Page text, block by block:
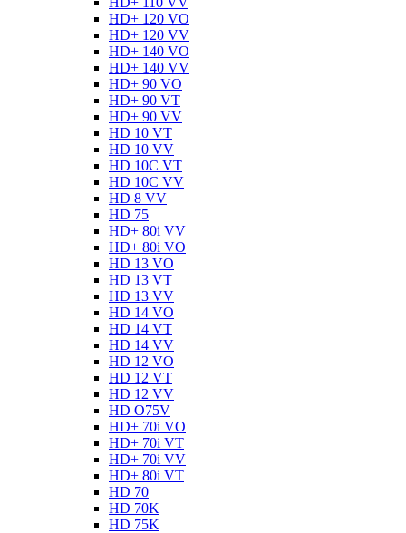
HD+ 120 VO
HD+ 120 VV
HD+ 140 VO
HD+ 140 VV
HD+ 90 VO
HD+ 90 VT
HD+ 90 VV
HD 10 VT
HD 10 VV
HD 10C VT
HD 10C VV
HD 8 VV
HD 75
HD+ 80i VV
HD+ 80i VO
HD 13 VO
HD 13 VT
HD 13 VV
HD 14 VO
HD 14 VT
HD 14 VV
HD 12 VO
HD 12 VT
HD 12 VV
HD O75V
HD+ 70i VO
HD+ 70i VT
HD+ 70i VV
HD+ 80i VT
HD 70
HD 70K
HD 75K